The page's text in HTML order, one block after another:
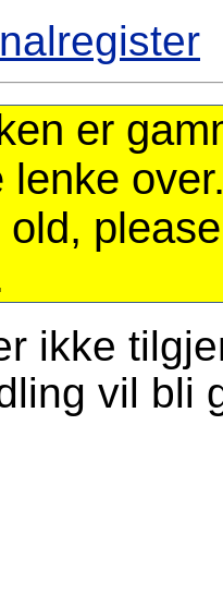
er
lenke
ikke
vil bli